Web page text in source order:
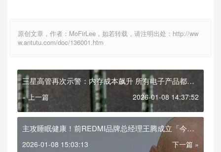
原创文章，作者：MoFirLee，如若转载，请注明出处：http://ww
w.antutu.com/doc/136001.htm
三星高管再次示警：内存成本飙升 所有电子产品都面
临涨价
« 上一篇 2026-01-08 14:37:52
主攻睡眠健康！前REDMI品牌总经理王腾成立「今日
2026-01-08 15:03:13 下一篇 »